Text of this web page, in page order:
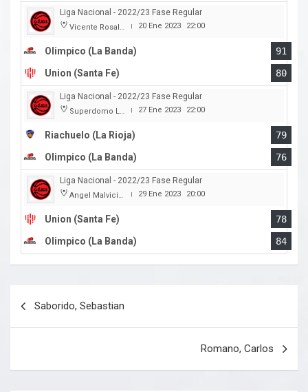
Liga Nacional - 2022/23 Fase Regular
Vicente Rosales | 20 Ene 2023 22:00
Olimpico (La Banda)
91
Union (Santa Fe)
80
Liga Nacional - 2022/23 Fase Regular
Superdomo La Rioja | 27 Ene 2023 22:00
Riachuelo (La Rioja)
79
Olimpico (La Banda)
76
Liga Nacional - 2022/23 Fase Regular
Angel Malvicino | 29 Ene 2023 20:00
Union (Santa Fe)
78
Olimpico (La Banda)
84
Saborido, Sebastian
Romano, Carlos